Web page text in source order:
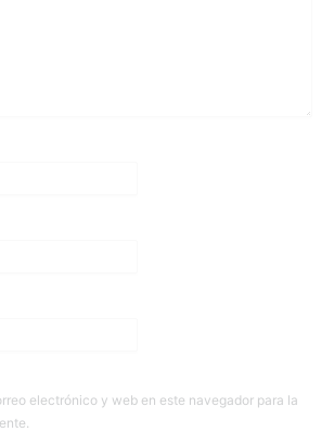
electrónico y web en este navegador para la